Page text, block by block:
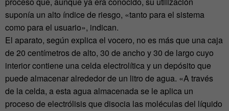
suponía un alto índice de riesgo, «tanto para el sistema
como para el usuario», indican.
El aparato, según explica el vocero, no es más que una caja
de 20 centímetros de alto, 30 de ancho y 30 de largo cuyo
interior contiene una celda electrolítica y un depósito que
puede almacenar alrededor de un litro de agua. «A través
de la celda, a esta agua almacenada se le aplica un
proceso de electrólisis que disocia las moléculas del líquido